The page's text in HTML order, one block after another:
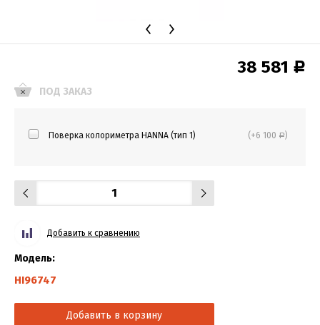
38 581 Р
ПОД ЗАКАЗ
Поверка колориметра HANNA (тип 1) (+6 100 Р)
Добавить к сравнению
Модель:
HI96747
Добавить в корзину